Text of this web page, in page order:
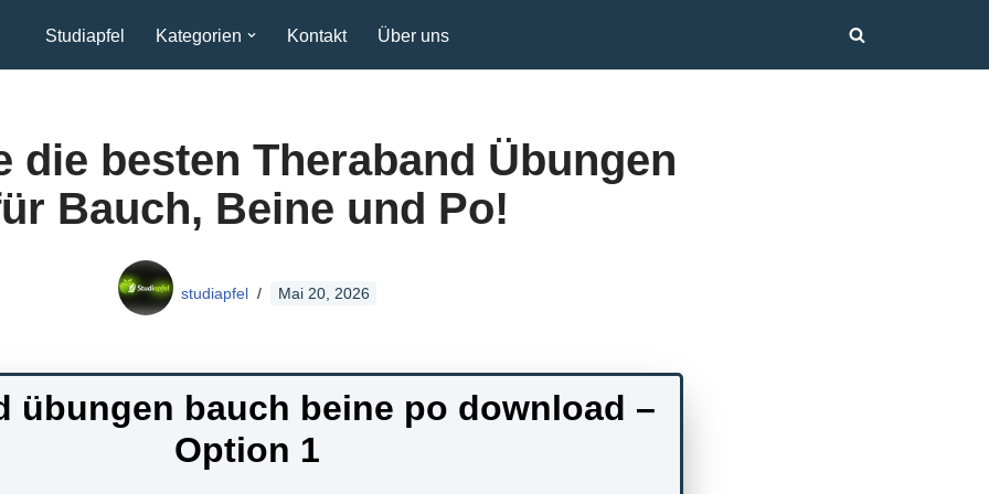
Studiapfel Kategorien Kontakt Über uns
die besten Theraband Übungen
Bauch, Beine und Po!
studiapfel Mai 20, 2026
übungen bauch beine po download –
Option 1